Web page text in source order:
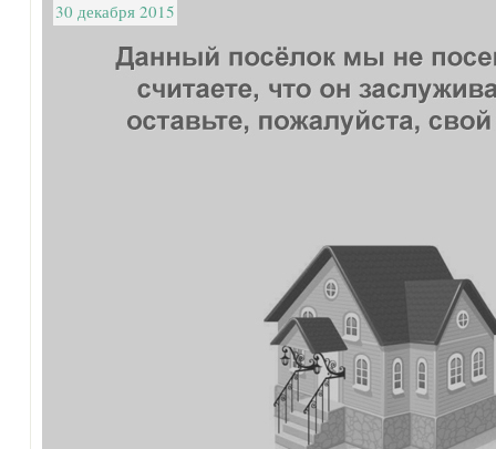
30 декабря 2015